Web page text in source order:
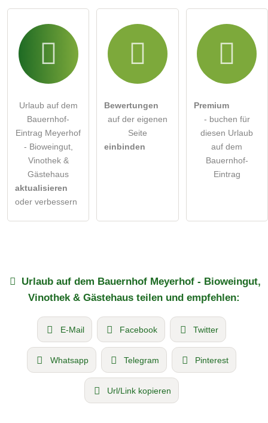
Urlaub auf dem
Bauernhof-
Eintrag Meyerhof
- Bioweingut,
Vinothek &
Gästehaus
aktualisieren
oder verbessern
Bewertungen
auf der eigenen
Seite
einbinden
Premium
- buchen für
diesen Urlaub
auf dem
Bauernhof-
Eintrag
Urlaub auf dem Bauernhof Meyerhof - Bioweingut,
Vinothek & Gästehaus teilen und empfehlen:
E-Mail Facebook Twitter
Whatsapp Telegram Pinterest
Url/Link kopieren